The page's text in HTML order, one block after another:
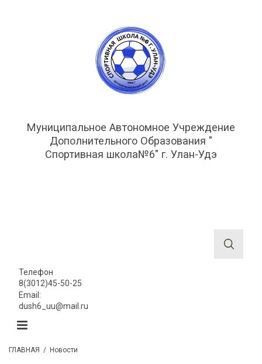
Муниципальное Автономное Учреждение
Дополнительного Образования "
Спортивная школа№6" г. Улан-Удэ
Телефон
8(3012)45-50-25
Email:
dush6_uu@mail.ru
ГЛАВНАЯ / Новости